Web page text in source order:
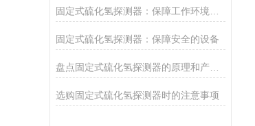
固定式硫化氢探测器：保障安全的设备
盘点固定式硫化氢探测器的原理和产品特点
选购固定式硫化氢探测器时的注意事项